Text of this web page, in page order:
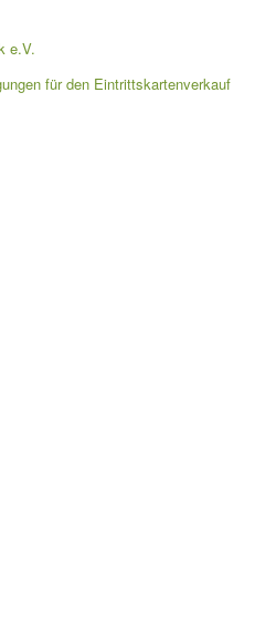
e.V.
für den Eintrittskartenverkauf